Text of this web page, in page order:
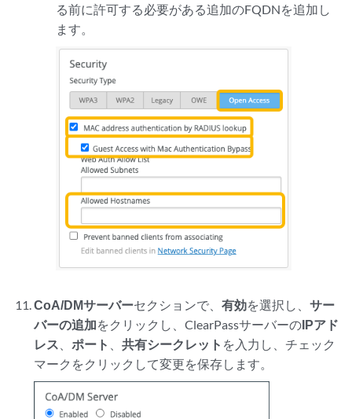
る前に許可する必要がある追加のFQDNを追加し
ます。
CoA/DMサーバーセクションで、有効を選択し、サー
バーの追加をクリックし、ClearPassサーバーのIPアド
レス
ポート 、共有シークレット を入力し、チェック
マークをクリックして変更を保存します。